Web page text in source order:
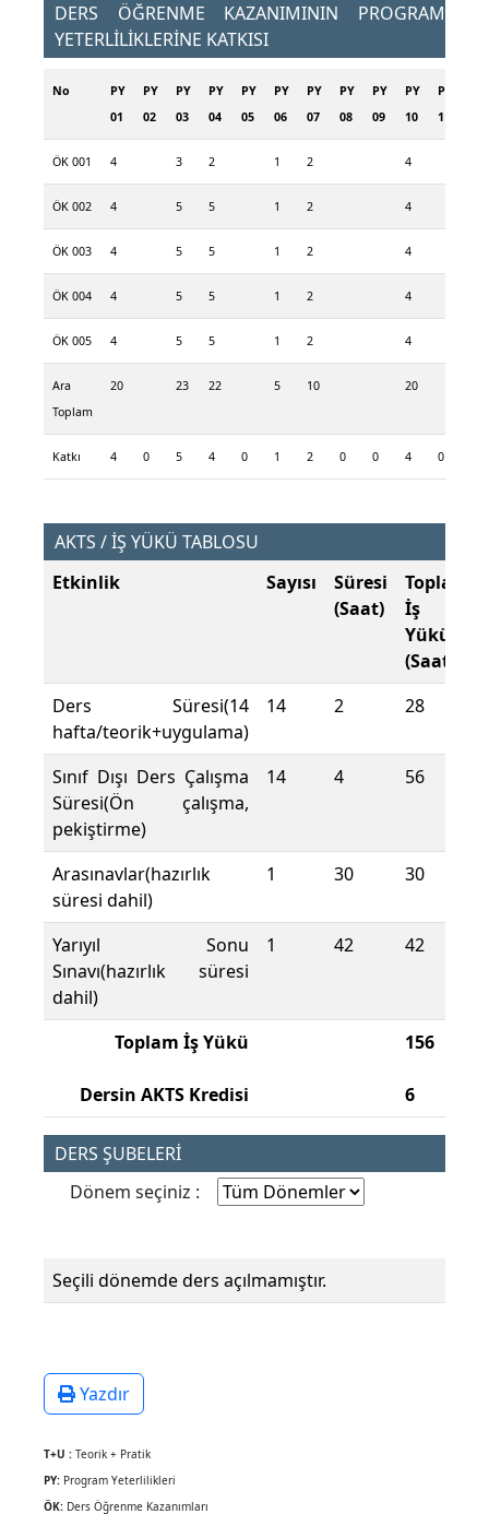
DERS ÖĞRENME KAZANIMININ PROGRAM
YETERLİLİKLERİNE KATKISI
No
PY
01
PY
02
PY
03
PY
04
PY
05
PY
06
PY
07
PY
08
PY
09
PY
10
PY
11
ÖK 001 4 3 2 1 2 4
ÖK 002 4 5 5 1 2 4
ÖK 003 4 5 5 1 2 4
ÖK 004 4 5 5 1 2 4
ÖK 005 4 5 5 1 2 4
Ara
Toplam
20 23 22 5 10 20
Katkı 4 0 5 4 0 1 2 0 0 4 0
AKTS / İŞ YÜKÜ TABLOSU
Etkinlik
Sayısı
Süresi
(Saat)
Toplam
İş
Yükü
(Saat)
Ders Süresi(14
hafta/teorik+uygulama)
14 2 28
Sınıf Dışı Ders Çalışma
Süresi(Ön çalışma,
pekiştirme)
14 4 56
Arasınavlar(hazırlık
süresi dahil)
1 30 30
Yarıyıl Sonu
Sınavı(hazırlık süresi
dahil)
1 42 42
Toplam İş Yükü
Dersin AKTS Kredisi
156
6
DERS ŞUBELERİ
Dönem seçiniz :
Seçili dönemde ders açılmamıştır.
Yazdır
T+U : Teorik + Pratik
PY: Program Yeterlilikleri
ÖK: Ders Öğrenme Kazanımları